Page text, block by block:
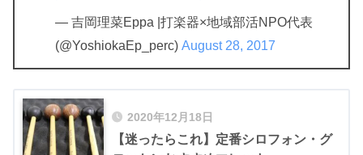
— 吉岡理菜Eppa |打楽器×地域部活NPO代表
(@YoshiokaEp_perc) August 28, 2017
2020年12月18日
【迷ったらこれ】定番シロフォン・グ